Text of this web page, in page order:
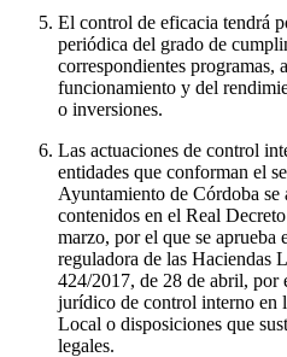
El control de eficacia tendrá
periódica del grado de
correspondientes programas,
funcionamiento y del
o inversiones.
Las actuaciones de control
entidades que conforman el
Ayuntamiento de Córdoba se
contenidos en el Real
marzo, por el que se
reguladora de las Haciendas
424/2017, de 28 de abril, por
jurídico de control interno en
Local o disposiciones que
legales.